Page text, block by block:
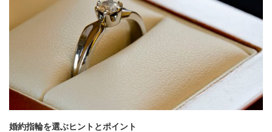
婚約指輪を選ぶヒントとポイント